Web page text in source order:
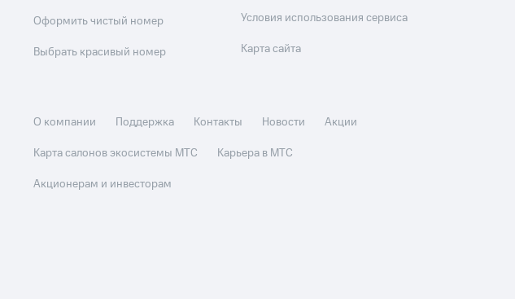
Оформить чистый номер
Выбрать красивый номер
Условия использования сервиса
Карта сайта
О компании Поддержка Контакты Новости
Акции
Карта салонов экосистемы МТС
Карьера в МТС
Акционерам и инвесторам